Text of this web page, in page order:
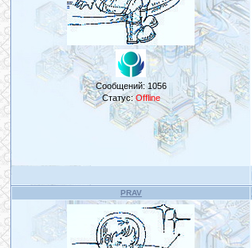
Сообщений: 1056
Статус:Offline
PRAV